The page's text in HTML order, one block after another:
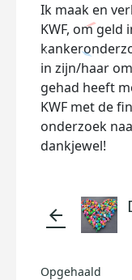
Ik maak en
KWF, om geld
in zijn/haar
gehad heeft
KWF met de
onderzoek
dankjewel!
arrow_back
Opgehaald